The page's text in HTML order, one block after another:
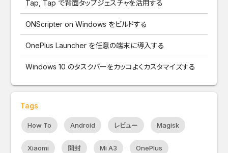
Tap, Tap で背面タップジェスチャを活用する
ONScripter on Windows をビルドする
OnePlus Launcher を任意の端末に導入する
Windows 10 のタスクバーをカッコよくカスタマイズする
Tags
How To Android レビュー Magisk
Xiaomi 開封 Mi A3 OnePlus